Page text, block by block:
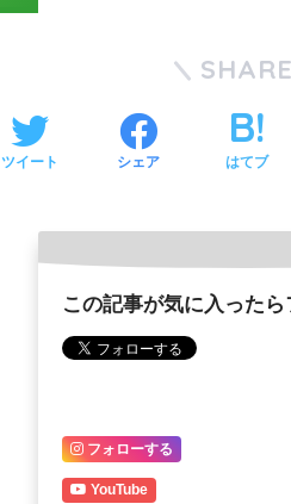
SHARE
ツイート シェア はてブ
この記事が気に入ったら
フォローする
YouTube